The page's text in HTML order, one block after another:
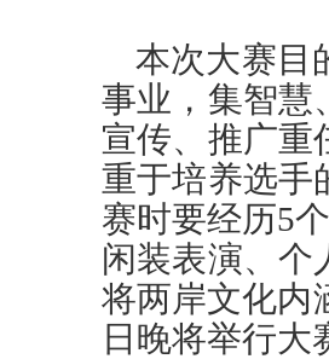
本次大赛目
事业，集智慧
宣传、推广重
重于培养选手
赛时要经历5
闲装表演、个
将两岸文化内
日 晚将举行大